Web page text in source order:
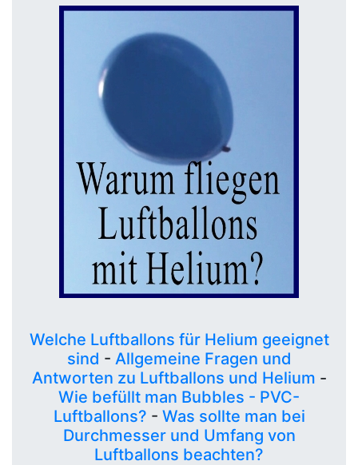
Welche Luftballons für Helium geeignet
sind - Allgemeine Fragen und
Antworten zu Luftballons und Helium -
Wie befüllt man Bubbles - PVC-
Luftballons? - Was sollte man bei
Durchmesser und Umfang von
Luftballons beachten?